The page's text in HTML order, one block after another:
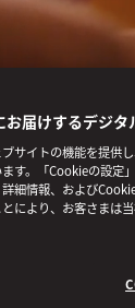
届けするデジタ
サイトの機能を提供
す。「Cookieの設定
細情報、および
により、お客さまは